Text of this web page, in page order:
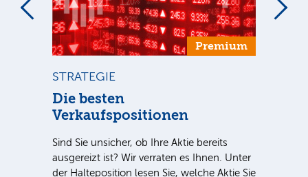
Premium
STRATEGIE
Die besten
Verkaufspositionen
Sind Sie unsicher, ob Ihre Aktie bereits
ausgereizt ist? Wir verraten es Ihnen. Unter
der Halteposition lesen Sie, welche Aktie Sie